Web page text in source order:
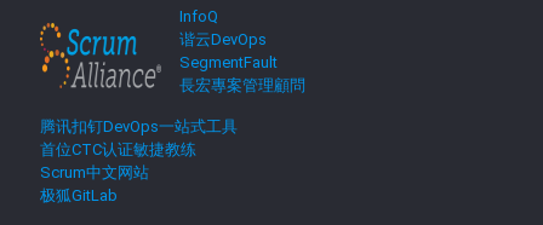
InfoQ
谐云DevOps
SegmentFault
長宏專案管理顧問
腾讯扣钉DevOps一站式工具
首位CTC认证敏捷教练
Scrum中文网站
极狐GitLab